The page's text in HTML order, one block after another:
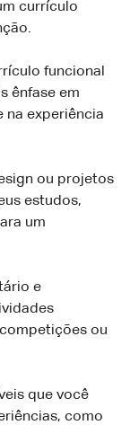
currículo
funcional
ênfase em
na experiência
ou projetos
estudos,
um
e
ou
que você
como